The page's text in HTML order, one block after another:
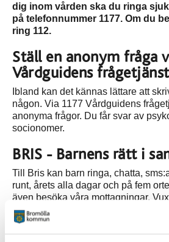
dig inom vården ska du ringa
på telefonnummer 1177. Om du
ring 112.
Ställ en anonym fråga
Vårdguidens frågetjänst
Ibland kan det kännas lättare att
någon. Via 1177 Vårdguidens
anonyma frågor. Du får svar av
socionomer.
BRIS - Barnens rätt i
Till Bris kan barn ringa, chatta,
runt, årets alla dagar och på fem
även besöka våra mottagningar.
kontakta Bris vuxentelefon och Bris
idrottsledare.